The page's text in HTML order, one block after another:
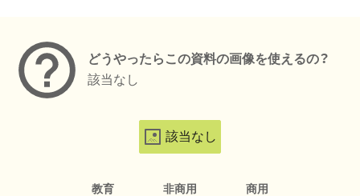
どうやったらこの資料の画像を使えるの？
該当なし
該当なし
教育 非商用 商用